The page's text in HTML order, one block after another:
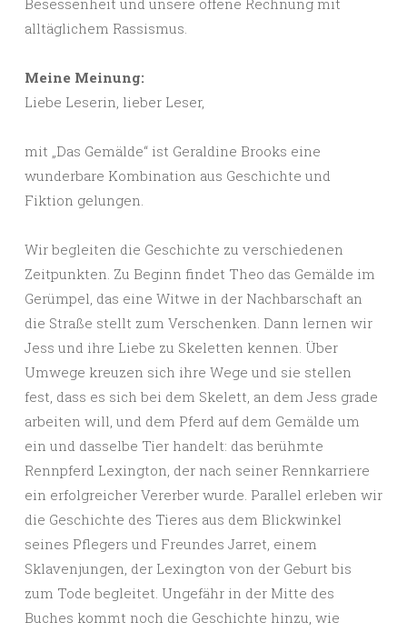
Besessenheit und unsere offene Rechnung mit
alltäglichem Rassismus.
Meine Meinung:
Liebe Leserin, lieber Leser,
mit „Das Gemälde“ ist Geraldine Brooks eine
wunderbare Kombination aus Geschichte und
Fiktion gelungen.
Wir begleiten die Geschichte zu verschiedenen
Zeitpunkten. Zu Beginn findet Theo das Gemälde im
Gerümpel, das eine Witwe in der Nachbarschaft an
die Straße stellt zum Verschenken. Dann lernen wir
Jess und ihre Liebe zu Skeletten kennen. Über
Umwege kreuzen sich ihre Wege und sie stellen
fest, dass es sich bei dem Skelett, an dem Jess grade
arbeiten will, und dem Pferd auf dem Gemälde um
ein und dasselbe Tier handelt: das berühmte
Rennpferd Lexington, der nach seiner Rennkarriere
ein erfolgreicher Vererber wurde. Parallel erleben wir
die Geschichte des Tieres aus dem Blickwinkel
seines Pflegers und Freundes Jarret, einem
Sklavenjungen, der Lexington von der Geburt bis
zum Tode begleitet. Ungefähr in der Mitte des
Buches kommt noch die Geschichte hinzu, wie